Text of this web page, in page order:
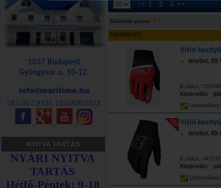
1037 Budapest
Gyöngysor u. 10-12.
061/367-4905,061/436-0339
NYITVA TARTÁS
<< 1 2 3 >>
Találatok száma: 54
TERMÉKNÉV
Vízisí
Jetpilot, RX
B.cikksz.:
Kiszerelés:
Vízisí
Jetpilot, RX
B.cikksz.:
Kiszerelés: